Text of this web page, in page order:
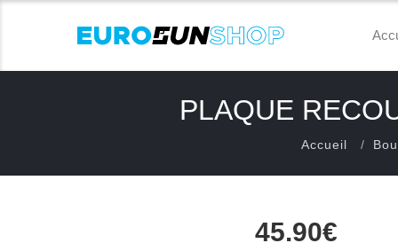
PLAQUE
Accueil
45.90€